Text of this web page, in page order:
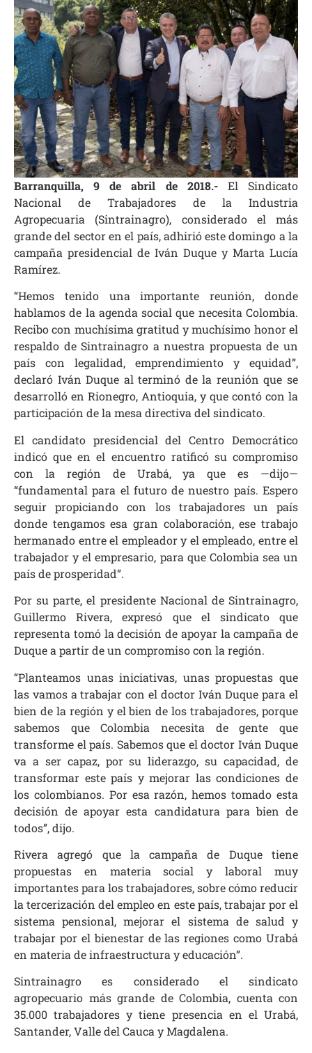
Barranquilla, 9 de abril de 2018.-El Sindicato
Nacional de Trabajadores de la Industria
Agropecuaria (Sintrainagro), considerado el más
grande del sector en el país, adhirió este domingo a la
campaña presidencial de Iván Duque y Marta Lucía
Ramírez.
“Hemos tenido una importante reunión, donde
hablamos de la agenda social que necesita Colombia.
Recibo con muchísima gratitud y muchísimo honor el
respaldo de Sintrainagro a nuestra propuesta de un
país con legalidad, emprendimiento y equidad”,
declaró Iván Duque al terminó de la reunión que se
desarrolló en Rionegro, Antioquia, y que contó con la
participación de la mesa directiva del sindicato.
El candidato presidencial del Centro Democrático
indicó que en el encuentro ratificó su compromiso
con la región de Urabá, ya que es —dijo—
“fundamental para el futuro de nuestro país. Espero
seguir propiciando con los trabajadores un país
donde tengamos esa gran colaboración, ese trabajo
hermanado entre el empleador y el empleado, entre el
trabajador y el empresario, para que Colombia sea un
país de prosperidad”.
Por su parte, el presidente Nacional de Sintrainagro,
Guillermo Rivera, expresó que el sindicato que
representa tomó la decisión de apoyar la campaña de
Duque a partir de un compromiso con la región.
“Planteamos unas iniciativas, unas propuestas que
las vamos a trabajar con el doctor Iván Duque para el
bien de la región y el bien de los trabajadores, porque
sabemos que Colombia necesita de gente que
transforme el país. Sabemos que el doctor Iván Duque
va a ser capaz, por su liderazgo, su capacidad, de
transformar este país y mejorar las condiciones de
los colombianos. Por esa razón, hemos tomado esta
decisión de apoyar esta candidatura para bien de
todos”, dijo.
Rivera agregó que la campaña de Duque tiene
propuestas en materia social y laboral muy
importantes para los trabajadores, sobre cómo reducir
la tercerización del empleo en este país, trabajar por el
sistema pensional, mejorar el sistema de salud y
trabajar por el bienestar de las regiones como Urabá
en materia de infraestructura y educación”.
Sintrainagro es considerado el sindicato
agropecuario más grande de Colombia, cuenta con
35.000 trabajadores y tiene presencia en el Urabá,
Santander, Valle del Cauca y Magdalena.